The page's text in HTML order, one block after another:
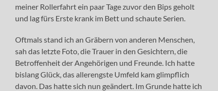
meiner Rollerfahrt ein paar Tage zuvor den Bips geholt
und lag fürs Erste krank im Bett und schaute Serien.
Oftmals stand ich an Gräbern von anderen Menschen,
sah das letzte Foto, die Trauer in den Gesichtern, die
Betroffenheit der Angehörigen und Freunde. Ich hatte
bislang Glück, das allerengste Umfeld kam glimpflich
davon. Das hatte sich nun geändert. Im Grunde hatte ich